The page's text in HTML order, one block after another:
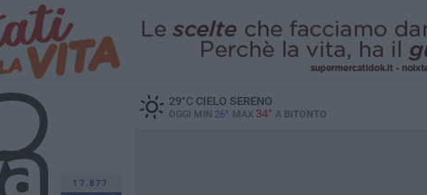
17.877
29°CCIELO SERENO
OGGI MIN 26° MAX 34° A BITONTO